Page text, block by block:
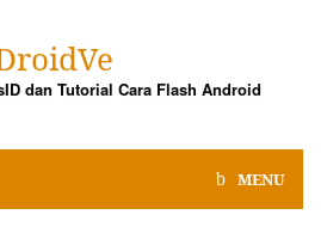
dan Tutorial Cara Flash Android
MENU